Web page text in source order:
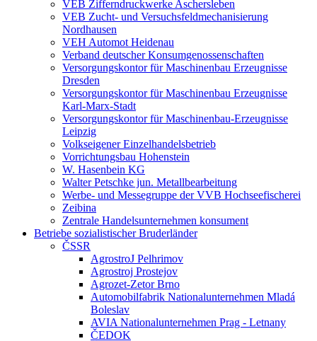
VEB Zifferndruckwerke Aschersleben
VEB Zucht- und Versuchsfeldmechanisierung
Nordhausen
VEH Automot Heidenau
Verband deutscher Konsumgenossenschaften
Versorgungskontor für Maschinenbau Erzeugnisse
Dresden
Versorgungskontor für Maschinenbau Erzeugnisse
Karl-Marx-Stadt
Versorgungskontor für Maschinenbau-Erzeugnisse
Leipzig
Volkseigener Einzelhandelsbetrieb
Vorrichtungsbau Hohenstein
W. Hasenbein KG
Walter Petschke jun. Metallbearbeitung
Werbe- und Messegruppe der VVB Hochseefischerei
Zeibina
Zentrale Handelsunternehmen konsument
Betriebe sozialistischer Bruderländer
ČSSR
AgrostroJ Pelhrimov
Agrostroj Prostejov
Agrozet-Zetor Brno
Automobilfabrik Nationalunternehmen Mladá
Boleslav
AVIA Nationalunternehmen Prag - Letnany
ČEDOK